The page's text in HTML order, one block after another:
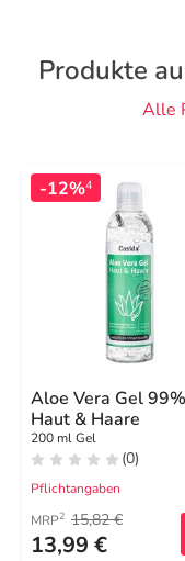
Produkte
Alle
-12%4
Aloe Vera Gel
Haut & Haare
200 ml Gel
(0)
Pflichtangaben
MRP2 15,82 €
13,99 €